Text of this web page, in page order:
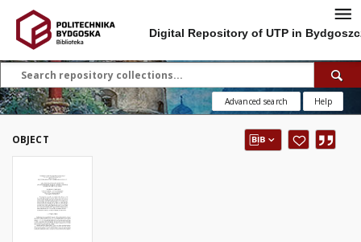
Digital Repository of UTP in
Advanced search Help
OBJECT